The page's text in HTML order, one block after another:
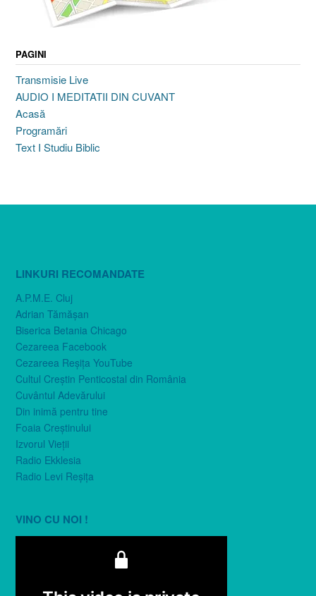
PAGINI
Transmisie Live
AUDIO I MEDITATII DIN CUVANT
Acasă
Programări
Text I Studiu Biblic
LINKURI RECOMANDATE
A.P.M.E. Cluj
Adrian Tămăşan
Biserica Betania Chicago
Cezareea Facebook
Cezareea Reşiţa YouTube
Cultul Creştin Penticostal din România
Cuvântul Adevărului
Din inimă pentru tine
Foaia Creştinului
Izvorul Vieţii
Radio Ekklesia
Radio Levi Reşiţa
VINO CU NOI !